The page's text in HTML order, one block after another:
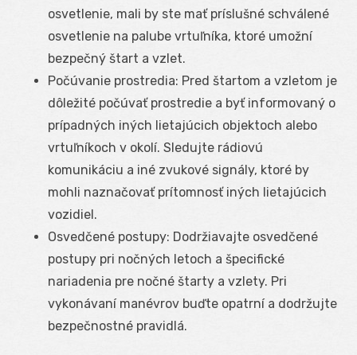
osvetlenie, mali by ste mať príslušné schválené
osvetlenie na palube vrtuľníka, ktoré umožní
bezpečný štart a vzlet.
Počúvanie prostredia: Pred štartom a vzletom je
dôležité počúvať prostredie a byť informovaný o
prípadných iných lietajúcich objektoch alebo
vrtuľníkoch v okolí. Sledujte rádiovú
komunikáciu a iné zvukové signály, ktoré by
mohli naznačovať prítomnosť iných lietajúcich
vozidiel.
Osvedčené postupy: Dodržiavajte osvedčené
postupy pri nočných letoch a špecifické
nariadenia pre nočné štarty a vzlety. Pri
vykonávaní manévrov buďte opatrní a dodržujte
bezpečnostné pravidlá.